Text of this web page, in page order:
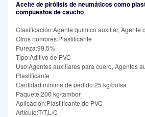
Aceite de pirólisis de neumáticos como
compuestos de caucho
Clasificación:Agente químico auxiliar, Agente
Otros nombres:Plastificante
Pureza:99,5%
Tipo:Aditivo de PVC
Uso:Agentes auxiliares para cuero, Agentes
Plastificante
Cantidad mínima de pedido:25 kg/bolsa
Paquete:200 kg/tambor
Aplicación:Plastificante de PVC
Artículo:T/T,L/C